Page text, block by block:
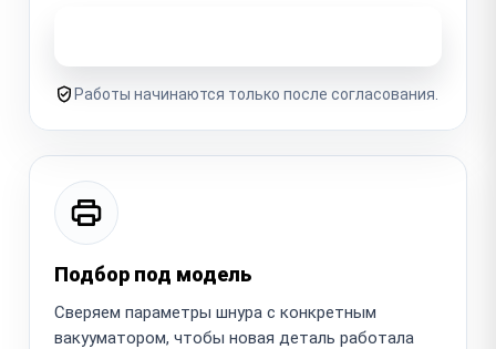
Работы начинаются только после согласования.
Подбор под модель
Сверяем параметры шнура с конкретным
вакууматором, чтобы новая деталь работала